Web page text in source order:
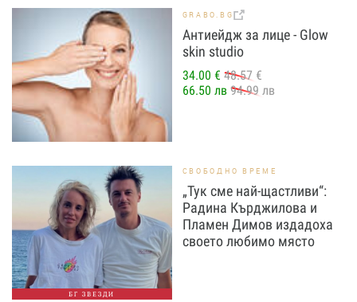
GRABO.BG
Антиейдж за лице - Glow
skin studio
34.00 € 48.57 €
66.50 лв 94.99 лв
БГ ЗВЕЗДИ
СВОБОДНО ВРЕМЕ
„Тук сме най-щастливи“:
Радина Кърджилова и
Пламен Димов издадоха
своето любимо място